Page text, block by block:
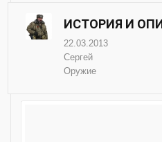
ИСТОРИЯ И
22.03.2013
Сергей
Оружие